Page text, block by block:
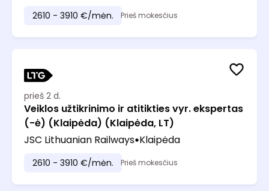
2610 - 3910 €/mėn. Prieš mokesčius
prieš 2 d.
Veiklos užtikrinimo ir atitikties vyr. ekspertas
(-ė) (Klaipėda) (Klaipėda, LT)
JSC Lithuanian Railways Klaipėda
2610 - 3910 €/mėn. Prieš mokesčius